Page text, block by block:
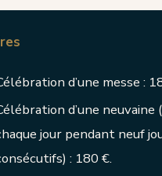
d’une messe :
d’une neuvaine
jour pendant neuf
: 180 €.